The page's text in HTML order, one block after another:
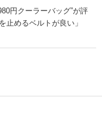
円クーラーバッグ”が評
めるベルトが良い」